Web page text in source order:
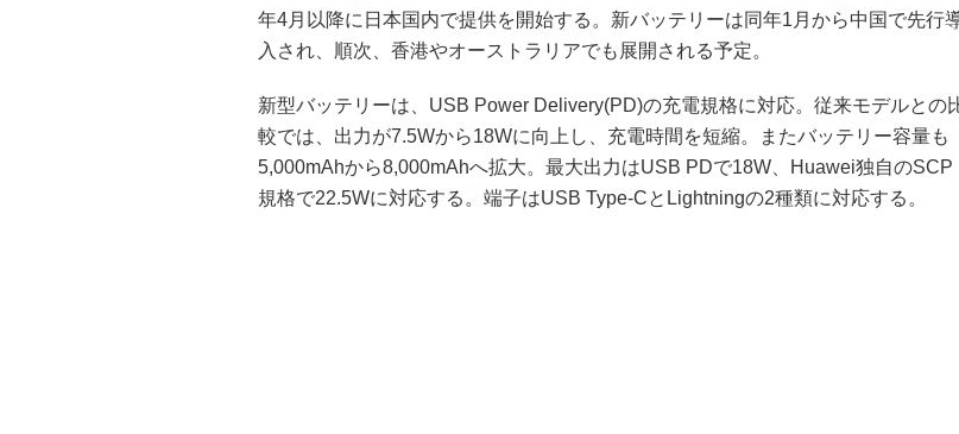
年4月以降に日本国内で提供を開始する。新バッテリーは同年1月から中国で先行
入され、順次、香港やオーストラリアでも展開される予定。
新型バッテリーは、USB Power Delivery(PD)の充電規格に対応。従来モデルとの
較では、出力が7.5Wから18Wに向上し、充電時間を短縮。またバッテリー容量も
5,000mAhから8,000mAhへ拡大。最大出力はUSB PDで18W、Huawei独自のSCP
規格で22.5Wに対応する。端子はUSB Type-CとLightningの2種類に対応する。